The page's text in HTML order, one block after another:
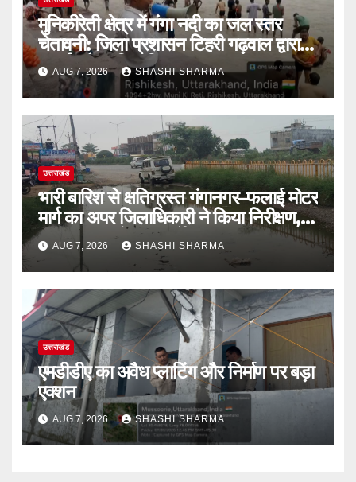
मुनिकीरेती क्षेत्र में गंगा नदी का जल स्तर
चेतावनी: जिला प्रशासन टिहरी गढ़वाल द्वारा
अलर्ट और सूचित किया
AUG 7, 2026 SHASHI SHARMA
उत्तराखंड
भारी बारिश से क्षतिग्रस्त गंगानगर–फलाई मोटर
मार्ग का अपर जिलाधिकारी ने किया निरीक्षण,
शीघ्र मरम्मत के दिए निर्देश
AUG 7, 2026 SHASHI SHARMA
उत्तराखंड
एमडीडीए का अवैध प्लाटिंग और निर्माण पर बड़ा
एक्शन
AUG 7, 2026 SHASHI SHARMA